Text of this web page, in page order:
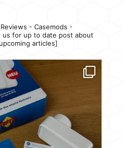
- Casemods -
us for up to date post about
articles]